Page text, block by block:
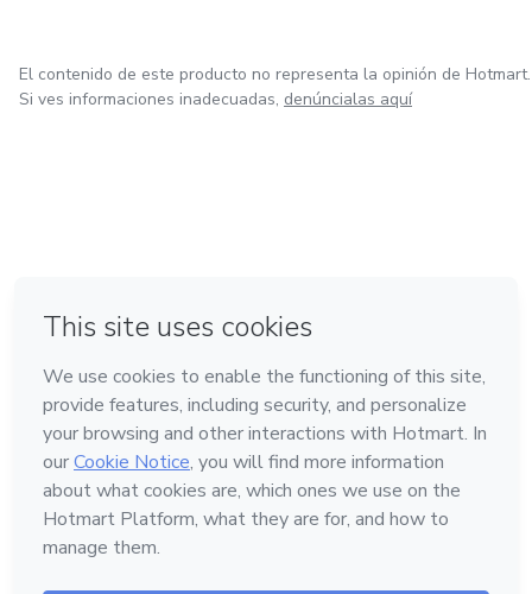
El contenido de este producto no representa la opinión de Hotmart.
Si ves informaciones inadecuadas, denúncialas aquí
Hecho con❤ en Ciudad de México
Conoce Hotmart
Idioma
Español